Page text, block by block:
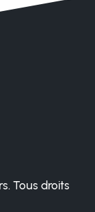
Tous droits